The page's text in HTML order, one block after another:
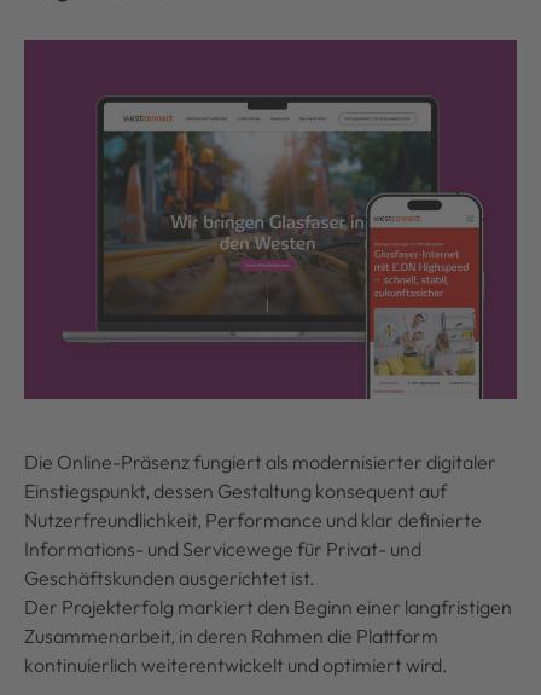
Die Online-Präsenz fungiert als modernisierter digitaler
Einstiegspunkt, dessen Gestaltung konsequent auf
Nutzerfreundlichkeit, Performance und klar definierte
Informations- und Servicewege für Privat- und
Geschäftskunden ausgerichtet ist.
Der Projekterfolg markiert den Beginn einer langfristigen
Zusammenarbeit, in deren Rahmen die Plattform
kontinuierlich weiterentwickelt und optimiert wird.